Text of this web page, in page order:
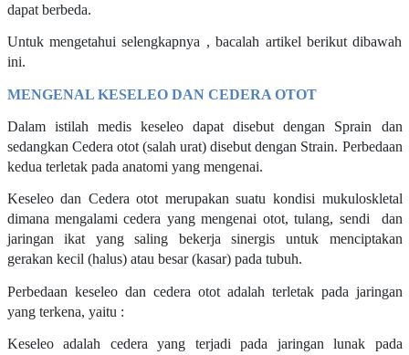
dapat berbeda.
Untuk mengetahui selengkapnya , bacalah artikel berikut dibawah
ini.
MENGENAL KESELEO DAN CEDERA OTOT
Dalam istilah medis keseleo dapat disebut dengan Sprain dan
sedangkan Cedera otot (salah urat) disebut dengan Strain. Perbedaan
kedua terletak pada anatomi yang mengenai.
Keseleo dan Cedera otot merupakan suatu kondisi mukuloskletal
dimana mengalami cedera yang mengenai otot, tulang, sendi dan
jaringan ikat yang saling bekerja sinergis untuk menciptakan
gerakan kecil (halus) atau besar (kasar) pada tubuh.
Perbedaan keseleo dan cedera otot adalah terletak pada jaringan
yang terkena, yaitu :
Keseleo adalah cedera yang terjadi pada jaringan lunak pada